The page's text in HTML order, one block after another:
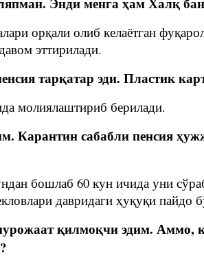
орқали олиб келаётган
эттирилади.
тарқатар эди. Пластик
молиялаштириб берилади.
Карантин сабабли пенсия
бошлаб 60 кун ичида уни
давридаги ҳуқуқи пайдо
қилмоқчи эдим. Аммо,